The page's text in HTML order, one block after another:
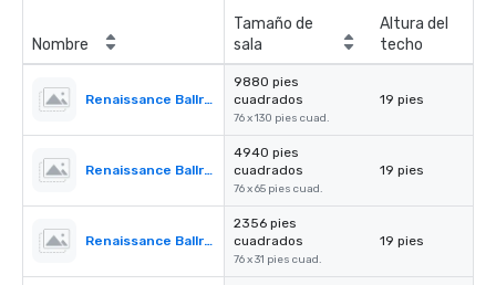
Nombre
Tamaño de
sala
Altura del
techo
Renaissance Ballroom
9880 pies
cuadrados
76 x 130 pies cuad.
19 pies
Renaissance Ballroom - Section l
4940 pies
cuadrados
76 x 65 pies cuad.
19 pies
Renaissance Ballroom - Section ll
2356 pies
cuadrados
76 x 31 pies cuad.
19 pies